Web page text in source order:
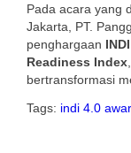
Pada acara yang
Jakarta, PT.
penghargaan
Readiness Index
bertransformasi
Tags: indi 4.0